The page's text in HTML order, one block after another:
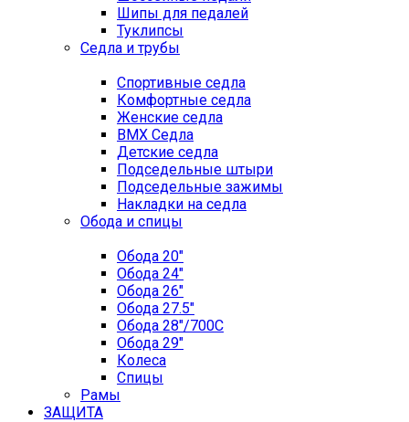
Шипы для педалей
Туклипсы
Седла и трубы
Спортивные седла
Комфортные седла
Женские седла
BMX Седла
Детские седла
Подседельные штыри
Подседельные зажимы
Накладки на седла
Обода и спицы
Обода 20"
Обода 24"
Обода 26"
Обода 27.5"
Обода 28"/700C
Обода 29"
Колеса
Спицы
Рамы
ЗАЩИТА